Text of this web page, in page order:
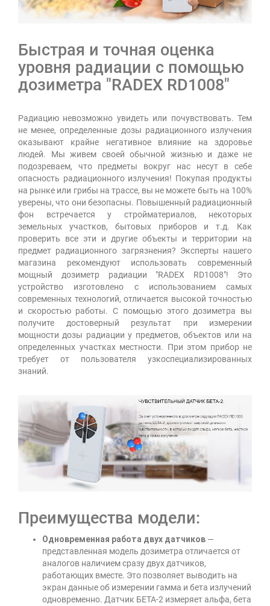
Быстрая и точная оценка
уровня радиации с помощью
дозиметра "RADEX RD1008"
Радиацию невозможно увидеть или почувствовать. Тем
не менее, определенные дозы радиационного излучения
оказывают крайне негативное влияние на здоровье
людей. Мы живем своей обычной жизнью и даже не
подозреваем, что предметы вокруг нас несут в себе
опасность радиационного излучения! Покупая продукты
на рынке или грибы на трассе, вы не можете быть на 100%
уверены, что они безопасны. Повышенный радиационный
фон встречается у стройматериалов, некоторых
земельных участков, бытовых приборов и т.д. Как
проверить все эти и другие объекты и территории на
предмет радиационного загрязнения? Эксперты нашего
магазина рекомендуют использовать современный
мощный дозиметр радиации "RADEX RD1008"! Это
устройство изготовлено с использованием самых
современных технологий, отличается высокой точностью
и скоростью работы. С помощью этого дозиметра вы
получите достоверный результат при измерении
мощности дозы радиации у предметов, объектов или на
определенных участках местности. При этом прибор не
требует от пользователя узкоспециализированных
знаний.
Преимущества модели:
Одновременная работа двух датчиков —
представленная модель дозиметра отличается от
аналогов наличием сразу двух датчиков,
работающих вместе. Это позволяет выводить на
экран данные об измерении гамма и бета излучений
одновременно. Датчик БЕТА-2 измеряет альфа, бета